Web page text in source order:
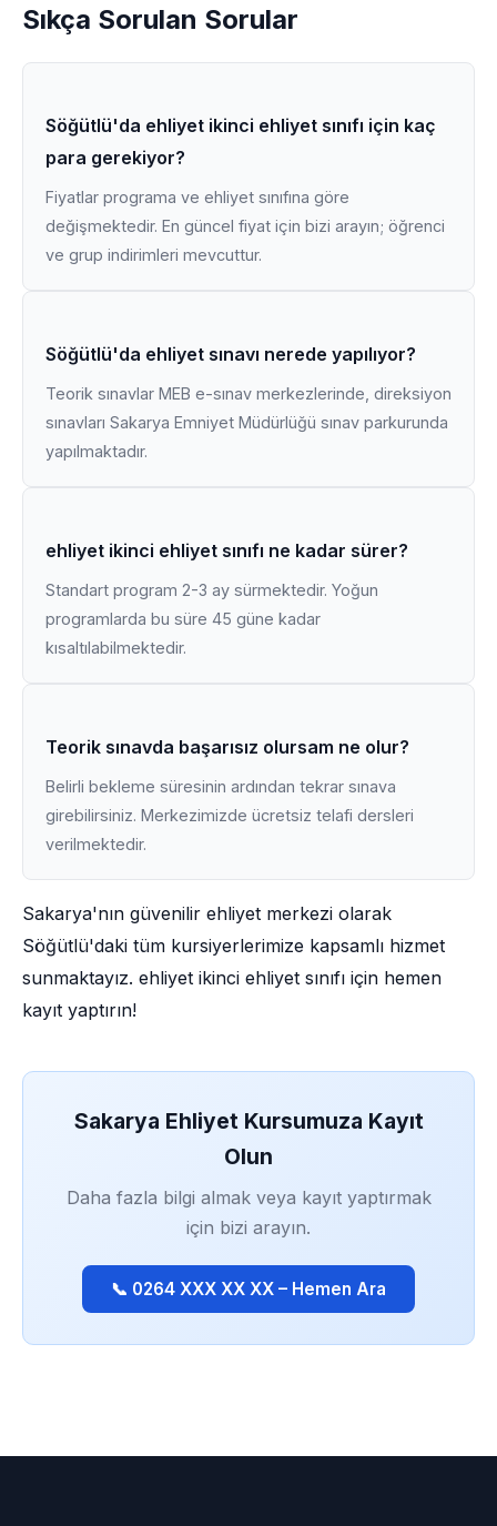
Sıkça Sorulan Sorular
Söğütlü'da ehliyet ikinci ehliyet sınıfı için kaç
para gerekiyor?
Fiyatlar programa ve ehliyet sınıfına göre
değişmektedir. En güncel fiyat için bizi arayın; öğrenci
ve grup indirimleri mevcuttur.
Söğütlü'da ehliyet sınavı nerede yapılıyor?
Teorik sınavlar MEB e-sınav merkezlerinde, direksiyon
sınavları Sakarya Emniyet Müdürlüğü sınav parkurunda
yapılmaktadır.
ehliyet ikinci ehliyet sınıfı ne kadar sürer?
Standart program 2-3 ay sürmektedir. Yoğun
programlarda bu süre 45 güne kadar
kısaltılabilmektedir.
Teorik sınavda başarısız olursam ne olur?
Belirli bekleme süresinin ardından tekrar sınava
girebilirsiniz. Merkezimizde ücretsiz telafi dersleri
verilmektedir.
Sakarya'nın güvenilir ehliyet merkezi olarak
Söğütlü'daki tüm kursiyerlerimize kapsamlı hizmet
sunmaktayız. ehliyet ikinci ehliyet sınıfı için hemen
kayıt yaptırın!
Sakarya Ehliyet Kursumuza Kayıt
Olun
Daha fazla bilgi almak veya kayıt yaptırmak
için bizi arayın.
📞 0264 XXX XX XX – Hemen Ara